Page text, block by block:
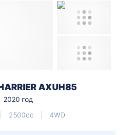
AXUH85
2020 год
2500cc 4WD